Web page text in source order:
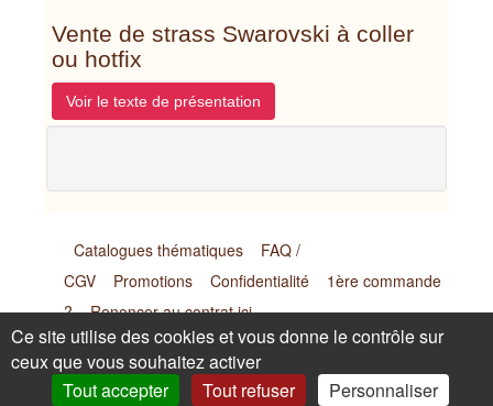
Vente de strass Swarovski à coller
ou hotfix
Voir le texte de présentation
Catalogues thématiques
FAQ /
CGV
Promotions Confidentialité
1ère commande
?
Renoncer au contrat ici
Laurence Goasdoué - Artisan - 169 Impasse de Malgras -
26170 Buis les Baronnies (France) Tel : 09.72.62.08.29
Ce site utilise des cookies et vous donne le contrôle sur
ceux que vous souhaitez activer
Tout accepter
Tout refuser Personnaliser